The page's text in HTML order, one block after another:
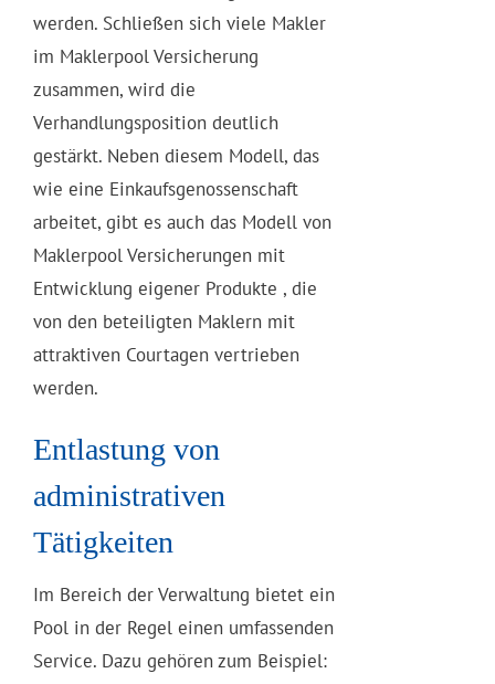
werden. Schließen sich viele Makler
im Maklerpool Versicherung
zusammen, wird die
Verhandlungsposition deutlich
gestärkt. Neben diesem Modell, das
wie eine Einkaufsgenossenschaft
arbeitet, gibt es auch das Modell von
Maklerpool Versicherungen mit
Entwicklung eigener Produkte , die
von den beteiligten Maklern mit
attraktiven Courtagen vertrieben
werden.
Entlastung von
administrativen
Tätigkeiten
Im Bereich der Verwaltung bietet ein
Pool in der Regel einen umfassenden
Service. Dazu gehören zum Beispiel: